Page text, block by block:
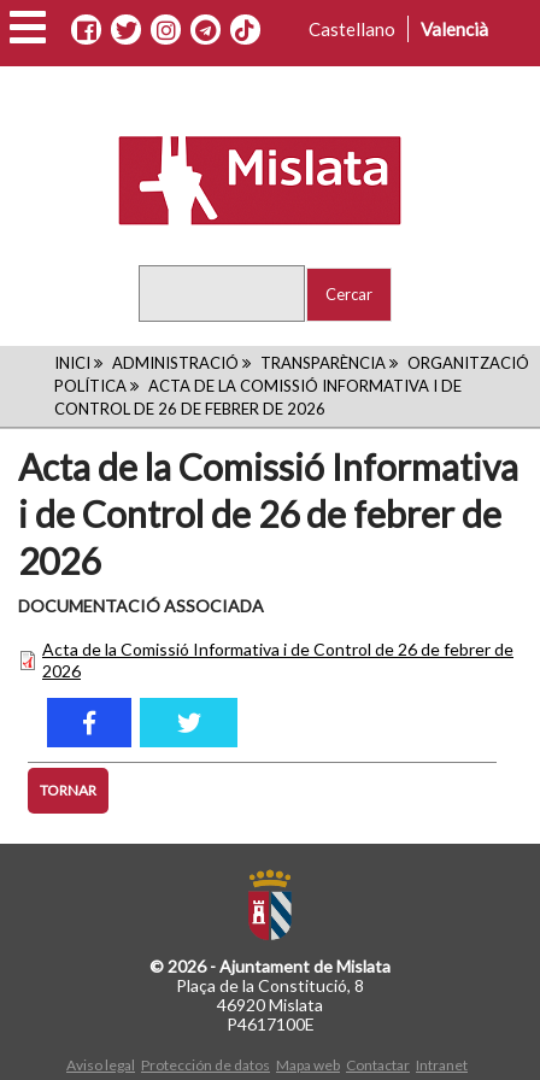
Vés
al
contingut
Castellano Valencià
FIL
D'ARIADNA
INICI ADMINISTRACIÓ TRANSPARÈNCIA
ORGANITZACIÓ
POLÍTICA
ACTA DE LA COMISSIÓ INFORMATIVA I DE
CONTROL DE 26 DE FEBRER DE 2026
Acta de la Comissió Informativa
i de Control de 26 de febrer de
2026
DOCUMENTACIÓ ASSOCIADA
Acta de la Comissió Informativa i de Control de 26 de febrer de
2026
TORNAR
© 2026 - Ajuntament de Mislata
Plaça de la Constitució, 8
46920 Mislata
P4617100E
Aviso legal Protección de datos Mapa web Contactar Intranet